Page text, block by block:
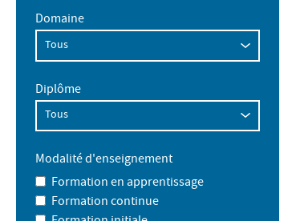
Domaine
Diplôme
Modalité d'enseignement
Formation en apprentissage
Formation continue